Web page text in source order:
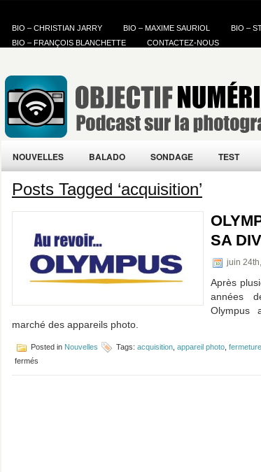
BIO – CHRISTIAN JARRY BIO – MAXIME SAURIOL
BIO –
BIO – FRANÇOIS BLANCHETTE
CONTACTEZ-NOUS
NOUVELLES BALADO SONDAGE TEST
Posts Tagged ‘acquisition’
SA
juin
Après
années
Olympus
marché des appareils photo.
Posted in Nouvelles Tags: acquisition appareil photo fermeture
fermés